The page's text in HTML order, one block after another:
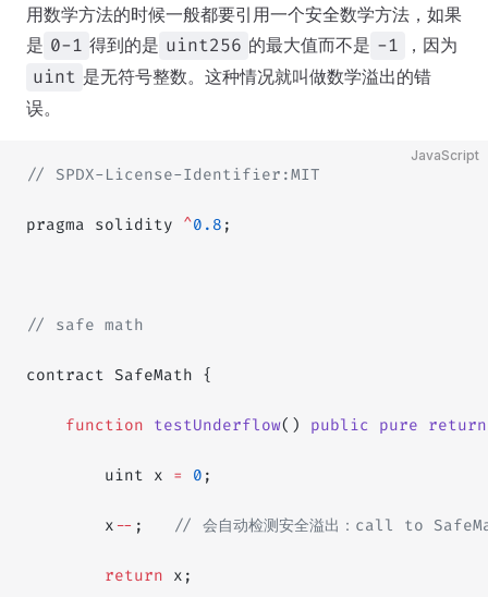
用数学方法的时候一般都要引用一个安全数学方法，如果
是 0-1 得到的是 uint256 的最大值而不是 -1
，因为
uint 是无符号整数。这种情况就叫做数学溢出的错
误。
JavaScript
// SPDX-License-Identifier:MIT
pragma solidity ^0.8 ;
// safe math
contract SafeMath {
function testUnderflow() public pure
uint x = 0 ;
x -- ; // 会自动检测安全溢出：call to
return x;